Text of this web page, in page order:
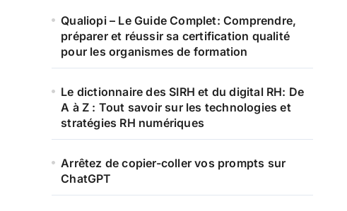
Qualiopi – Le Guide Complet: Comprendre,
préparer et réussir sa certification qualité
pour les organismes de formation
Le dictionnaire des SIRH et du digital RH: De
A à Z : Tout savoir sur les technologies et
stratégies RH numériques
Arrêtez de copier-coller vos prompts sur
ChatGPT